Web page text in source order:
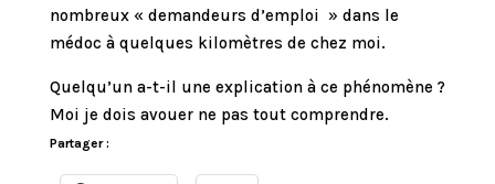
nombreux « demandeurs d’emploi » dans le
médoc à quelques kilomètres de chez moi.
Quelqu’un a-t-il une explication à ce phénomène ?
Moi je dois avouer ne pas tout comprendre.
Partager :